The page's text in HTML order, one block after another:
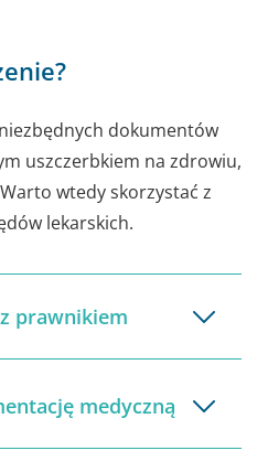
dokumentów
uszczerbkiem na zdrowiu,
wtedy skorzystać z
lekarskich.
prawnikiem
medyczną